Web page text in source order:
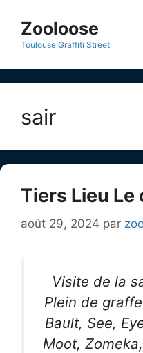
contenu
Zooloose
Toulouse Graffiti Street
sair
Tiers Lieu Le
août 29, 2024 par
Visite de la
Plein de
Bault, See,
Moot,